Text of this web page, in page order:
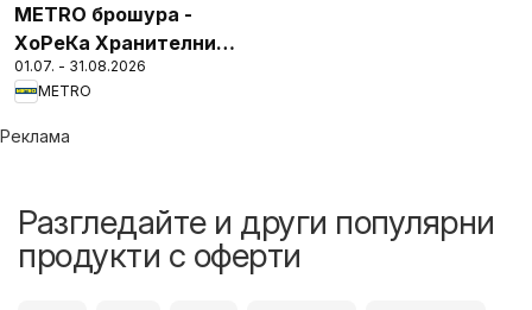
METRO брошура -
ХоРеКа Хранителни
стоки
01.07. - 31.08.2026
METRO
Реклама
Разгледайте и други популярни
продукти с оферти